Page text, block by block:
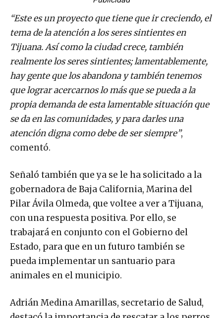
Publicidad
“Este es un proyecto que tiene que ir creciendo, el
tema de la atención a los seres sintientes en
Tijuana. Así como la ciudad crece, también
realmente los seres sintientes; lamentablemente,
hay gente que los abandona y también tenemos
que lograr acercarnos lo más que se pueda a la
propia demanda de esta lamentable situación que
se da en las comunidades, y para darles una
atención digna como debe de ser siempre” ,
comentó.
Señaló también que ya se le ha solicitado a la
gobernadora de Baja California, Marina del
Pilar Ávila Olmeda, que voltee a ver a Tijuana,
con una respuesta positiva. Por ello, se
trabajará en conjunto con el Gobierno del
Estado, para que en un futuro también se
pueda implementar un santuario para
animales en el municipio.
Adrián Medina Amarillas, secretario de Salud,